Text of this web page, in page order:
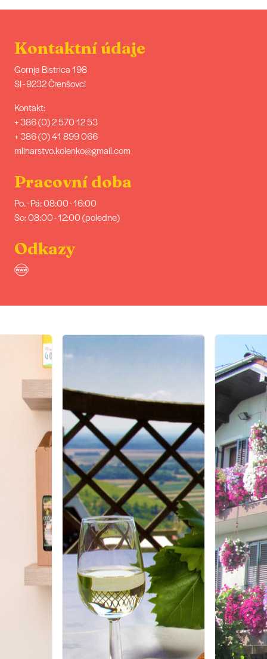
Kontaktní údaje
Gornja Bistrica 198
SI - 9232 Črenšovci
Kontakt:
+ 386 (0) 2 570 12 53
+ 386 (0) 41 899 066
mlinarstvo.kolenko@gmail.com
Pracovní doba
Po. - Pá: 08:00 - 16:00
So: 08:00 - 12:00 (poledne)
Odkazy